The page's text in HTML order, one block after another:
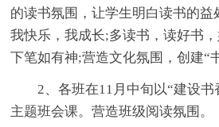
的读书氛围，让学生明白读书的益
我快乐，我成长;多读书，读好书
下笔如有神;营造文化氛围，创建“
2、各班在11月中旬以“建设
主题班会课。营造班级阅读氛围。